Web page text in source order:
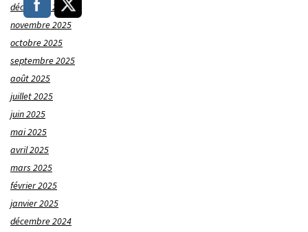
décembre 2025
novembre 2025
octobre 2025
septembre 2025
août 2025
juillet 2025
juin 2025
mai 2025
avril 2025
mars 2025
février 2025
janvier 2025
décembre 2024